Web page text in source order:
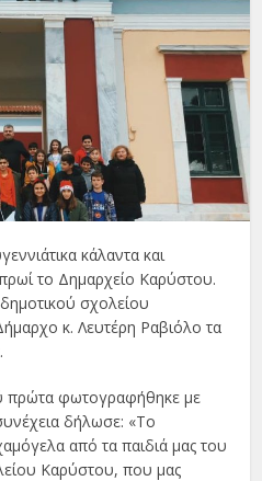
κάλαντα και
το Δημαρχείο Καρύστου.
σχολείου
κ. Λευτέρη Ραβιόλο τα
πρώτα φωτογραφήθηκε με
δήλωσε: «Το
από τα παιδιά μας του
Καρύστου, που μας